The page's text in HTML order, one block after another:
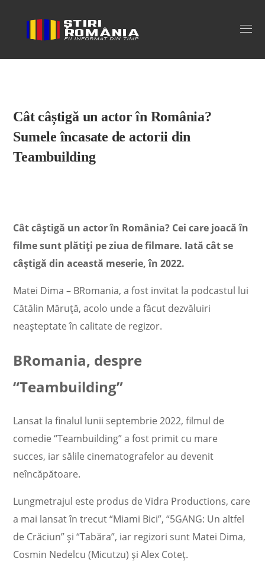
Stiri Romania
Cât câștigă un actor în România?
Sumele încasate de actorii din
Teambuilding
Cât câștigă un actor în România? Cei care joacă în
filme sunt plătiți pe ziua de filmare. Iată cât se
câștigă din această meserie, în 2022.
Matei Dima – BRomania, a fost invitat la podcastul lui
Cătălin Măruță, acolo unde a făcut dezvăluiri
neașteptate în calitate de regizor.
BRomania, despre
“Teambuilding”
Lansat la finalul lunii septembrie 2022, filmul de
comedie “Teambuilding” a fost primit cu mare
succes, iar sălile cinematografelor au devenit
neîncăpătoare.
Lungmetrajul este produs de Vidra Productions, care
a mai lansat în trecut “Miami Bici”, “5GANG: Un altfel
de Crăciun” și “Tabăra”, iar regizori sunt Matei Dima,
Cosmin Nedelcu (Micutzu) și Alex Coteț.